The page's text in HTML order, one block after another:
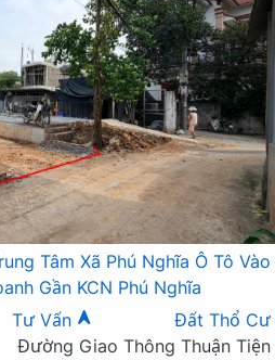
Tâm Xã Phú Nghĩa Ô Tô Vào
Gần KCN Phú Nghĩa
Tư Vấn
Đất Thổ Cư
Đường Giao Thông Thuận Tiện